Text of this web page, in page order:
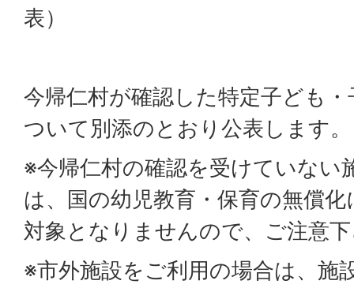
表）
今帰仁村が確認した特定子ども
ついて別添のとおり公表します。
※今帰仁村の確認を受けていない
は、国の幼児教育・保育の無償
対象となりませんので、ご注意
※市外施設をご利用の場合は、施